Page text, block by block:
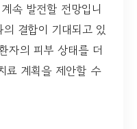
속 발전할 전망입니
결합이 기대되고 있
자의 피부 상태를 더
료 계획을 제안할 수